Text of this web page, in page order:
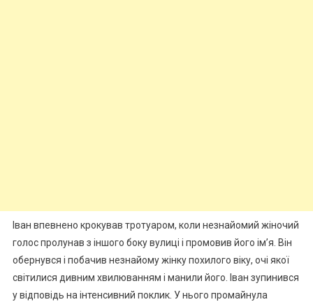
Іван впевнено крокував тротуаром, коли незнайомий жіночий
голос пролунав з іншого боку вулиці і промовив його ім’я. Він
обернувся і побачив незнайому жінку похилого віку, очі якої
світилися дивним хвилюванням і манили його. Іван зупинився
у відповідь на інтенсивний поклик. У нього промайнула